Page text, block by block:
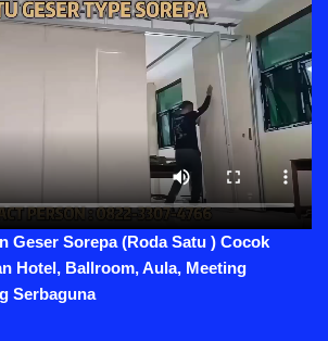
Geser Sorepa (Roda Satu ) Cocok
Hotel, Ballroom, Aula, Meeting
Serbaguna